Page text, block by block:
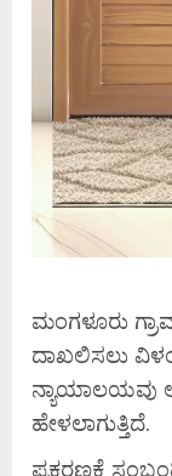
ಮಂಗಳೂರು
ದಾಖಲಿಸಲು
ನ್ಯಾಯಾಲಯವು
ಹೇಳಲಾಗುತ್ತಿದೆ.
ಪ್ರಕರಣಕ್ಕೆ